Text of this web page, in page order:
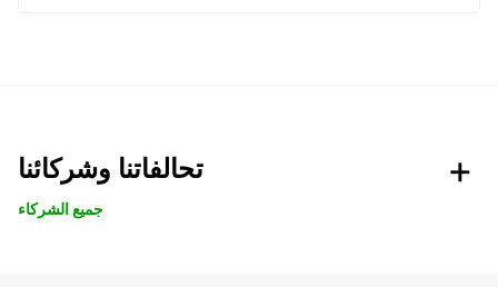
تحالفاتنا وشركائنا
جميع الشركاء